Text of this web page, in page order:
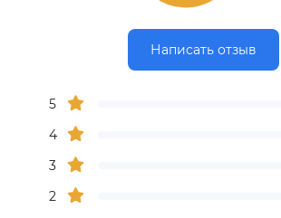
Написать отзыв
5
4
3
2